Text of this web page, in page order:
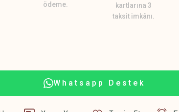
ödeme.
kartlarına 3
taksit imkânı.
Whatsapp Destek